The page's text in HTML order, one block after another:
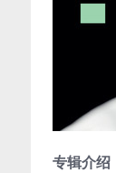
专辑介绍